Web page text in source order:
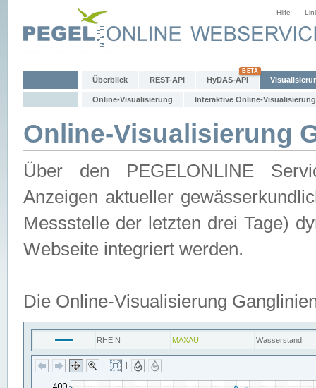
Hilfe
Überblick REST-API HyDAS-API
Online-Visualisierung Interaktive Online-Visualisierung
Online-Visualisierung
Über den PEGELONLINE
Anzeigen aktueller
Messstelle der letzten drei Tage)
Webseite integriert werden.
Die Online-Visualisierung